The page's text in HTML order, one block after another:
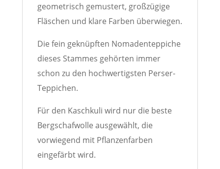
geometrisch gemustert, großzügige
Fläschen und klare Farben überwiegen.
Die fein geknüpften Nomadenteppiche
dieses Stammes gehörten immer
schon zu den hochwertigsten Perser-
Teppichen.
Für den Kaschkuli wird nur die beste
Bergschafwolle ausgewählt, die
vorwiegend mit Pflanzenfarben
eingefärbt wird.